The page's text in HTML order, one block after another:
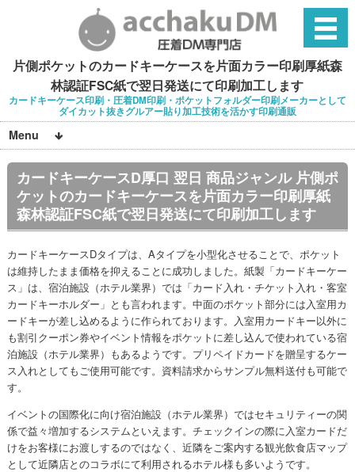
片側ポケットのカードキーケースを片面カラー印刷厚紙森
林認証FSC紙で翌日発送にて印刷加工します
カードキーケース印刷・圧着DM印刷・ポケットフォルダー印刷メーカーとして
ダイカット抜きグルアー貼り加工技術を活かす印刷通販
Menu
カードキーケースD厚口 翌日 商品ジャンル 片側ポ
ケットのカードキーケースを片面カラー印刷厚紙
森林認証FSC紙で翌日発送にて印刷加工します
カードキーケースDタイプは、Aタイプを小型化させることで、ポケット
は維持したまま価格を抑えることに成功しました。紙製「カードキーケー
ス」は、宿泊施設（ホテル業界）では「カード入れ・チケット入れ・客室
カードキーホルダー」とも言われます。中面のポケット部分には入室用カ
ードキーが差し込めるように作られております。入室用カードキー以外に
も割引クーポン券やイベント情報をポケットに差し込んで使われている宿
泊施設（ホテル業界）もあるようです。プリペイドカードを贈呈するケー
ス入れとしてもご使用可能です。資料請求からサンプル無料送付も可能で
す。
イベントの国際化に向け宿泊施設（ホテル業界）ではセキュリティーの関
係で益々増加するシステムといえます。チェックインの際に入室カードだ
けをお客様にお渡しするのではなく、近隣をご案内する観光飲食店マップ
として近隣店とのコラボにて利用されるホテル様も多いようです。